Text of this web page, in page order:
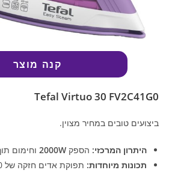
קנה מוצר
Tefal Virtuo 30 FV2C41G0
ביצועים טובים במחיר מצוין.
היתרון המרכזי: הספק2000W וחימום
תכונות מיוחדות: